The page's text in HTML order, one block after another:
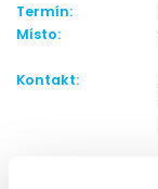
Termín:
Místo:
Kontakt: